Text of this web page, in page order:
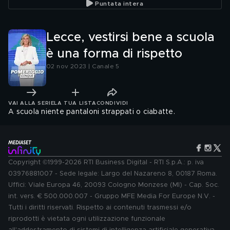
Puntata intera
Lecce, vestirsi bene a scuola
è una forma di rispetto
02 nov 2023 | Canale 5
VAI ALLA SERIE LA TUA LISTA CONDIVIDI
A scuola niente pantaloni strappati o ciabatte.
Copyright ©1999-2026 RTI Business Digital - RTI S.p.A.: p. iva
03976881007 - Sede legale: Largo del Nazareno 8, 00187 Roma.
Uffici: Viale Europa 46, 20093 Cologno Monzese (MI) - Cap. Soc.
int. vers. € 500.000.007 - Gruppo MFE Media For Europe N.V. -
Tutti i diritti riservati. Rispetto ai contenuti trasmessi e/o
riprodotti è vietata ogni utilizzazione funzionale